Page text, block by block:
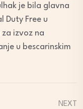
je bila glavna
Duty Free u
izvoz na
u bescarinskim
NEXT